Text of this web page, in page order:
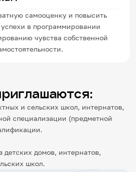
самооценку и повысить
в программировании
чувства собственной
и сельских школ, интернатов,
специализации (предметной
детских домов, интернатов,
школ.